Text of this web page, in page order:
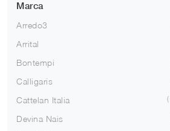
Marca
Arredo3
Arrital
Bontempi
Calligaris
Cattelan Italia
Devina Nais